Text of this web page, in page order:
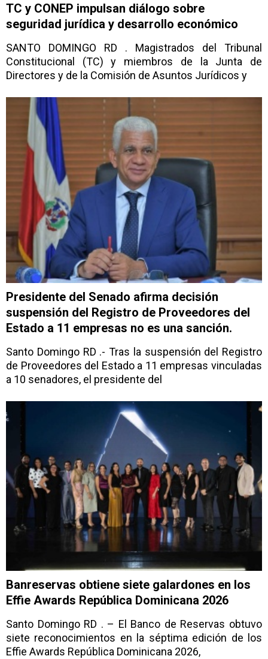
TC y CONEP impulsan diálogo sobre
seguridad jurídica y desarrollo económico
SANTO DOMINGO RD . Magistrados del Tribunal
Constitucional (TC) y miembros de la Junta de
Directores y de la Comisión de Asuntos Jurídicos y
Presidente del Senado afirma decisión
suspensión del Registro de Proveedores del
Estado a 11 empresas no es una sanción.
Santo Domingo RD .- Tras la suspensión del Registro
de Proveedores del Estado a 11 empresas vinculadas
a 10 senadores, el presidente del
Banreservas obtiene siete galardones en los
Effie Awards República Dominicana 2026
Santo Domingo RD . – El Banco de Reservas obtuvo
siete reconocimientos en la séptima edición de los
Effie Awards República Dominicana 2026,